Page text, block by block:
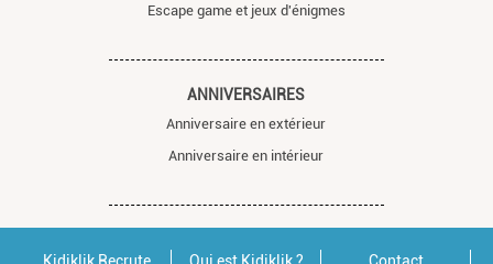
Escape game et jeux d'énigmes
ANNIVERSAIRES
Anniversaire en extérieur
Anniversaire en intérieur